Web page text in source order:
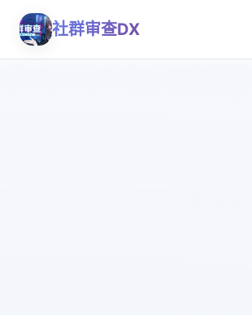
社群审查DX